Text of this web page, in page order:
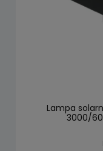
Lampa
3000/